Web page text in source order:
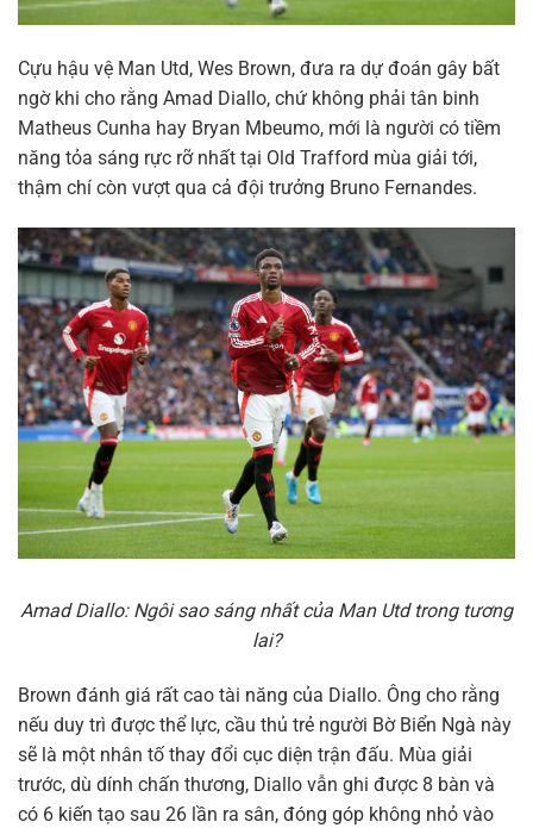
Cựu hậu vệ Man Utd, Wes Brown, đưa ra dự đoán gây bất
ngờ khi cho rằng Amad Diallo, chứ không phải tân binh
Matheus Cunha hay Bryan Mbeumo, mới là người có tiềm
năng tỏa sáng rực rỡ nhất tại Old Trafford mùa giải tới,
thậm chí còn vượt qua cả đội trưởng Bruno Fernandes.
Amad Diallo: Ngôi sao sáng nhất của Man Utd trong tương
lai?
Brown đánh giá rất cao tài năng của Diallo. Ông cho rằng
nếu duy trì được thể lực, cầu thủ trẻ người Bờ Biển Ngà này
sẽ là một nhân tố thay đổi cục diện trận đấu. Mùa giải
trước, dù dính chấn thương, Diallo vẫn ghi được 8 bàn và
có 6 kiến tạo sau 26 lần ra sân, đóng góp không nhỏ vào